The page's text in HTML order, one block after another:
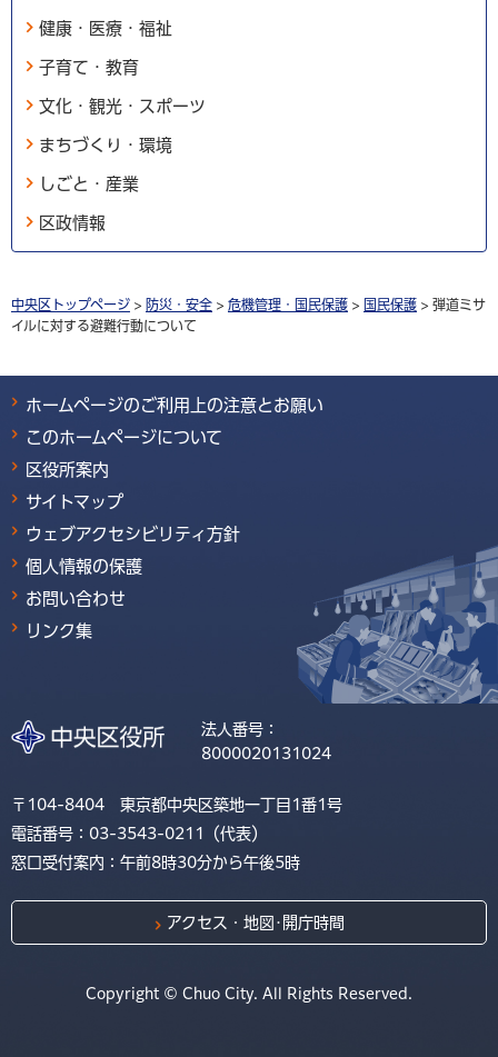
健康・医療・福祉
子育て・教育
文化・観光・スポーツ
まちづくり・環境
しごと・産業
区政情報
中央区トップページ > 防災・安全 > 危機管理・国民保護 > 国民保護 > 弾道ミサ
イルに対する避難行動について
ホームページのご利用上の注意とお願い
このホームページについて
区役所案内
サイトマップ
ウェブアクセシビリティ方針
個人情報の保護
お問い合わせ
リンク集
法人番号：
8000020131024
〒104-8404 東京都中央区築地一丁目1番1号
電話番号：03-3543-0211（代表）
窓口受付案内：午前8時30分から午後5時
アクセス・地図･開庁時間
Copyright © Chuo City. All Rights Reserved.